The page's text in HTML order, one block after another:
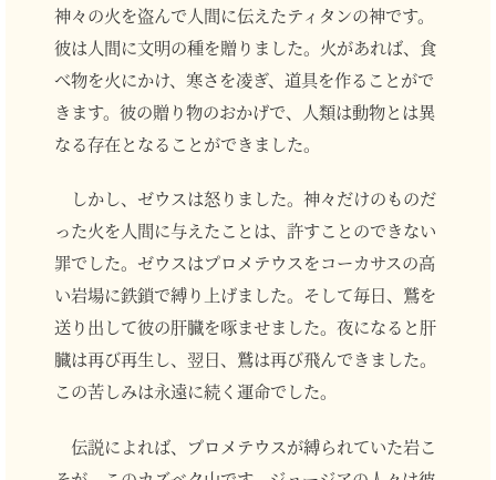
神々の火を盗んで人間に伝えたティタンの神です。
彼は人間に文明の種を贈りました。火があれば、食
べ物を火にかけ、寒さを凌ぎ、道具を作ることがで
きます。彼の贈り物のおかげで、人類は動物とは異
なる存在となることができました。
しかし、ゼウスは怒りました。神々だけのものだ
った火を人間に与えたことは、許すことのできない
罪でした。ゼウスはプロメテウスをコーカサスの高
い岩場に鉄鎖で縛り上げました。そして毎日、鷲を
送り出して彼の肝臓を啄ませました。夜になると肝
臓は再び再生し、翌日、鷲は再び飛んできました。
この苦しみは永遠に続く運命でした。
伝説によれば、プロメテウスが縛られていた岩こ